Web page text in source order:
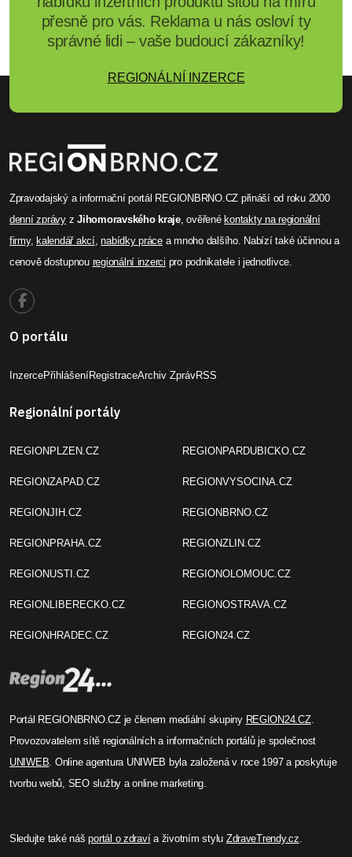
přesně pro vás. Reklama u nás osloví ty
správné lidi – vaše budoucí zákazníky!
REGIONÁLNÍ INZERCE
Zpravodajský a informační portál REGIONBRNO.CZ přináší od roku 2000
denní zprávyzJihomoravského kraje, ověřené kontakty na regionální
firmy, kalendář akcí,nabídky prácea mnoho dalšího. Nabízí také účinnou a
cenově dostupnou regionální inzerci pro podnikatele i jednotlivce.
O portálu
InzercePřihlášeníRegistraceArchiv ZprávRSS
Regionální portály
REGIONPLZEN.CZ
REGIONZAPAD.CZ
REGIONJIH.CZ
REGIONPRAHA.CZ
REGIONUSTI.CZ
REGIONLIBERECKO.CZ
REGIONHRADEC.CZ
REGIONPARDUBICKO.CZ
REGIONVYSOCINA.CZ
REGIONBRNO.CZ
REGIONZLIN.CZ
REGIONOLOMOUC.CZ
REGIONOSTRAVA.CZ
REGION24.CZ
Portál REGIONBRNO.CZ je členem mediální skupiny REGION24.CZ.
Provozovatelem sítě regionálních a informačních portálů je společnost
UNIWEB . Online agentura UNIWEB byla založená v roce 1997 a poskytuje
tvorbu webů, SEO služby a online marketing.
Sledujte také nášportál o zdravía životním stylu ZdraveTrendy.cz